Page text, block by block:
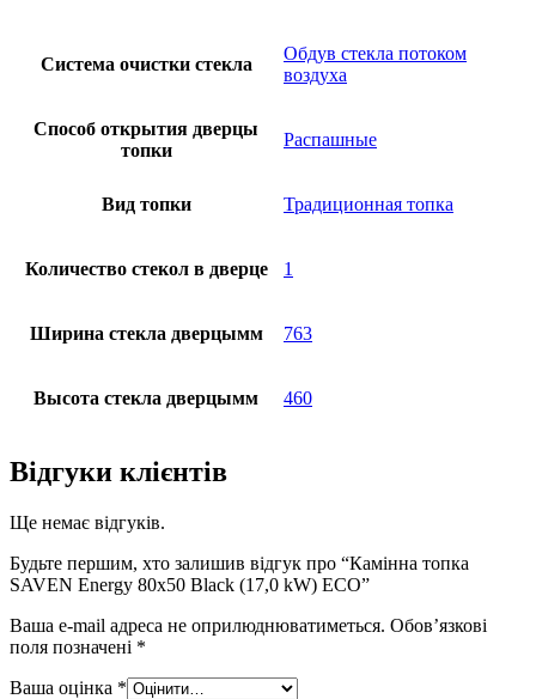
Система очистки стекла
Обдув стекла потоком
воздуха
Способ открытия дверцы
топки
Распашные
Вид топки Традиционная топка
Количество стекол в дверце 1
Ширина стекла дверцымм 763
Высота стекла дверцымм 460
Відгуки клієнтів
Ще немає відгуків.
Будьте першим, хто залишив відгук про “Камінна топка
SAVEN Energy 80х50 Black (17,0 kW) ECO”
Ваша e-mail адреса не оприлюднюватиметься. Обов’язкові
поля позначені *
Ваша оцінка *